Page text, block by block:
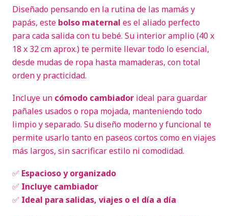
Diseñado pensando en la rutina de las mamás y
papás, este bolso maternal es el aliado perfecto
para cada salida con tu bebé. Su interior amplio (40 x
18 x 32 cm aprox.) te permite llevar todo lo esencial,
desde mudas de ropa hasta mamaderas, con total
orden y practicidad.
Incluye un cómodo cambiador ideal para guardar
pañales usados o ropa mojada, manteniendo todo
limpio y separado. Su diseño moderno y funcional te
permite usarlo tanto en paseos cortos como en viajes
más largos, sin sacrificar estilo ni comodidad.
✅ Espacioso y organizado
✅ Incluye cambiador
✅ Ideal para salidas, viajes o el día a día